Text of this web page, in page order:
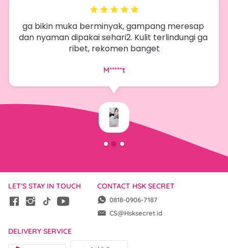
ga bikin muka berminyak, gampang meresap
dan nyaman dipakai sehari2. Kulit terlindungi ga
ribet, rekomen banget
M*****t
LET'S STAY IN TOUCH CONTACT HSK SECRET
0818-0906-7187
CS@Hsksecret.id
DELIVERY SERVICE